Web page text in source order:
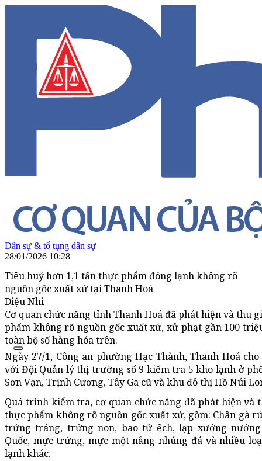
Dân sự & tố tụng dân sự
28/01/2026 10:28
Tiêu huỷ hơn 1,1 tấn thực phẩm đông lạnh không rõ
nguồn gốc xuất xứ tại Thanh Hoá
Diệu Nhi
Cơ quan chức năng tỉnh Thanh Hoá đã phát hiện và thu
phẩm không rõ nguồn gốc xuất xứ, xử phạt gần 100
toàn bộ số hàng hóa trên.
Ngày 27/1, Công an phường Hạc Thành, Thanh Hoá
với Đội Quản lý thị trường số 9 kiểm tra 5 kho lạnh ở
Sơn Vạn, Trịnh Cương, Tây Ga cũ và khu đô thị Hồ Núi
Quá trình kiểm tra, cơ quan chức năng đã phát hiện và
thực phẩm không rõ nguồn gốc xuất xứ, gồm: Chân gà
trứng tráng, trứng non, bao tử ếch, lạp xưởng
Quốc, mực trứng, mực một nắng nhúng đá và nhiều
lạnh khác.